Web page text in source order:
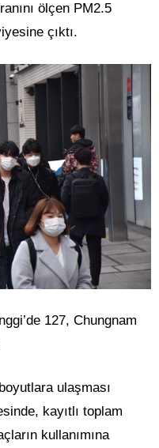
ölçen PM2.5
çıktı.
127, Chungnam
ulaşması
kayıtlı toplam
kullanımına